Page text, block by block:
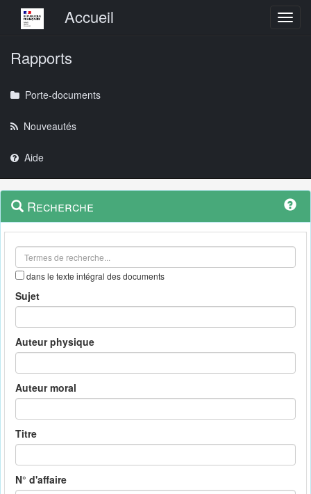
Menu principalAccueil
Rapports
Porte-documents
Nouveautés
Aide
Navigation
outils
Menu
contextuel
Recherche
dans le texte intégral des documents
Sujet
Auteur physique
Auteur moral
Titre
N° d'affaire